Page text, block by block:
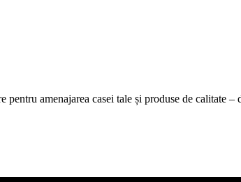
amenajarea casei tale și produse de calitate –